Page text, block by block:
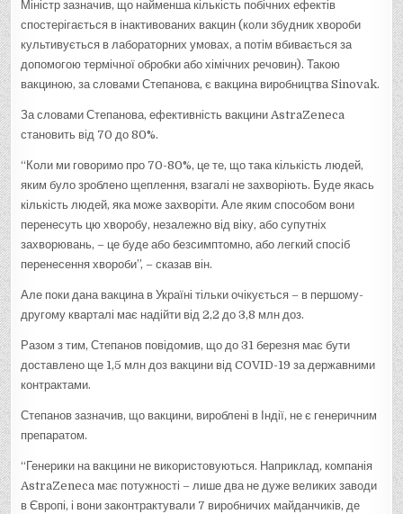
Міністр зазначив, що найменша кількість побічних ефектів
спостерігається в інактивованих вакцин (коли збудник хвороби
культивується в лабораторних умовах, а потім вбивається за
допомогою термічної обробки або хімічних речовин). Такою
вакциною, за словами Степанова, є вакцина виробництва Sinovak.
За словами Степанова, ефективність вакцини AstraZeneca
становить від 70 до 80%.
“Коли ми говоримо про 70-80%, це те, що така кількість людей,
яким було зроблено щеплення, взагалі не захворіють. Буде якась
кількість людей, яка може захворіти. Але яким способом вони
перенесуть цю хворобу, незалежно від віку, або супутніх
захворювань, – це буде або безсимптомно, або легкий спосіб
перенесення хвороби”, – сказав він.
Але поки дана вакцина в Україні тільки очікується – в першому-
другому кварталі має надійти від 2,2 до 3,8 млн доз.
Разом з тим, Степанов повідомив, що до 31 березня має бути
доставлено ще 1,5 млн доз вакцини від COVID-19 за державними
контрактами.
Степанов зазначив, що вакцини, вироблені в Індії, не є генеричним
препаратом.
“Генерики на вакцини не використовуються. Наприклад, компанія
AstraZeneca має потужності – лише два не дуже великих заводи
в Європі, і вони законтрактували 7 виробничих майданчиків, де